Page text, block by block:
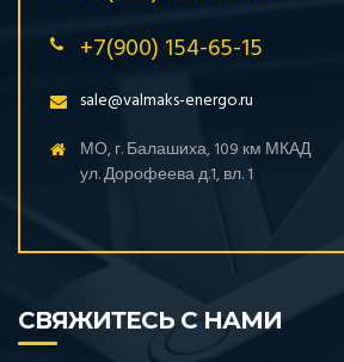
+7(900) 154-65-15
sale@valmaks-energo.ru
МО, г. Балашиха, 109 км МКАД
ул. Дорофеева д.1, вл. 1
СВЯЖИТЕСЬ С НАМИ